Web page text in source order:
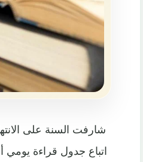
شارفت السنة على
اتباع جدول قراءة يومي